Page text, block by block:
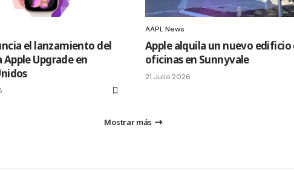
el lanzamiento del
Upgrade en
AAPL News
Apple alquila un nuevo edificio
oficinas en Sunnyvale
21 Julio 2026
Mostrar más